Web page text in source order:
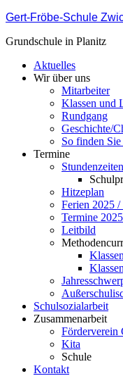
Gert-Fröbe-Schule
Grundschule in Planitz
Aktuelles
Wir über uns
Mitarbeiter
Klassen und
Rundgang
Geschichte/
So finden Sie
Termine
Stundenzeiten
Hitzeplan
Ferien 2025 /
Termine
Leitbild
Schulsozialarbeit
Zusammenarbeit
Förderverein
Kita
Schule
Kontakt